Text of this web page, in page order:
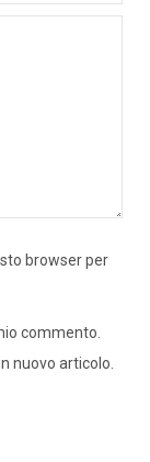
browser per
commento.
nuovo articolo.